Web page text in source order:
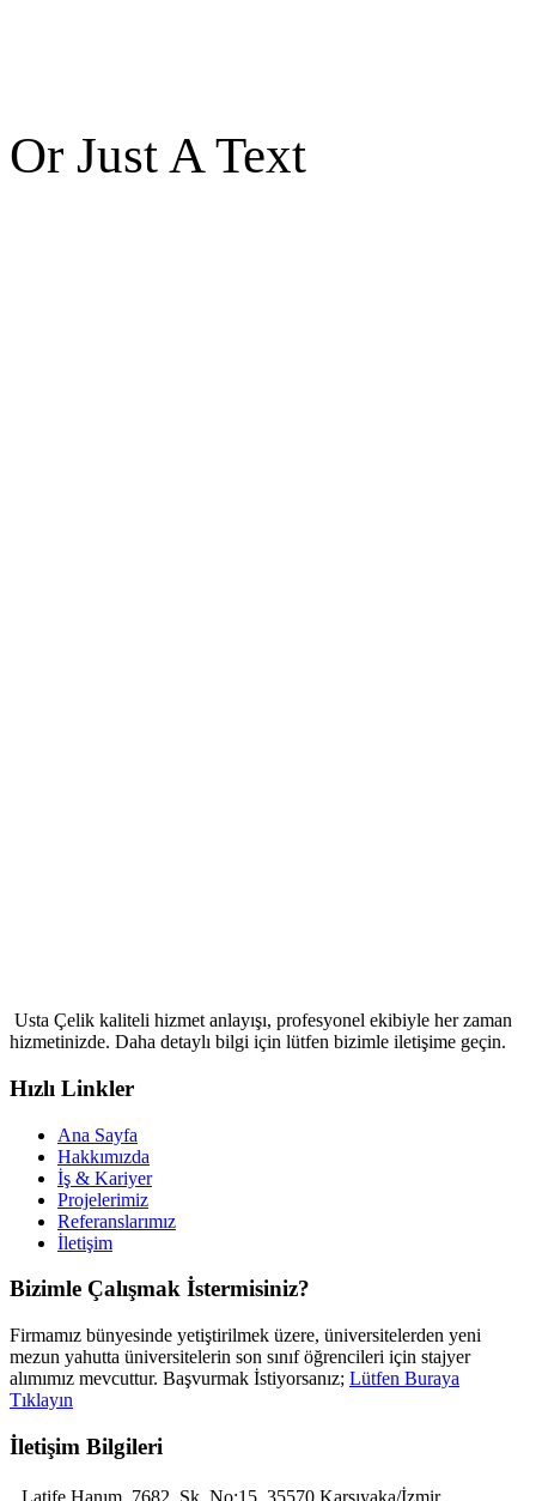
Or Just A Text
Usta Çelik kaliteli hizmet anlayışı, profesyonel ekibiyle her zaman
hizmetinizde. Daha detaylı bilgi için lütfen bizimle iletişime geçin.
Hızlı Linkler
Ana Sayfa
Hakkımızda
İş & Kariyer
Projelerimiz
Referanslarımız
İletişim
Bizimle Çalışmak İstermisiniz?
Firmamız bünyesinde yetiştirilmek üzere, üniversitelerden yeni
mezun yahutta üniversitelerin son sınıf öğrencileri için stajyer
alımımız mevcuttur. Başvurmak İstiyorsanız; Lütfen Buraya
Tıklayın
İletişim Bilgileri